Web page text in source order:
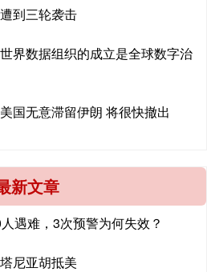
到三轮袭击
界数据组织的成立是全球数字治
国无意滞留伊朗 将很快撤出
新文章
遇难，3次预警为何失效？
尼亚胡抵美